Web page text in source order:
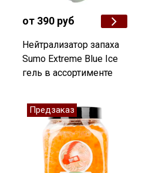
от 390 руб
Нейтрализатор запаха
Sumo Extreme Blue Ice
гель в ассортименте
Предзаказ